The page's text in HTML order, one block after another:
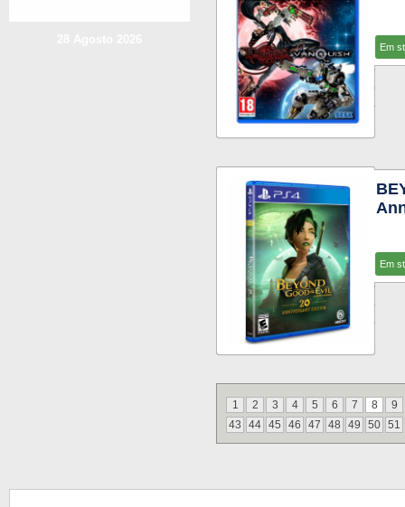
Em
Em
1 2 3 4 5 6 7 8
9
43
44 45 46 47 48 49 50 51